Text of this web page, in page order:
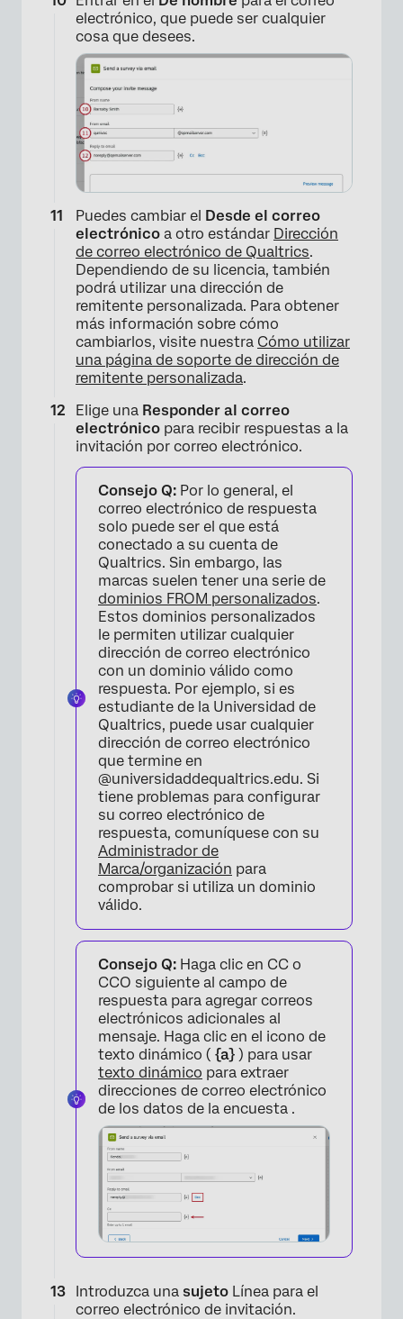
×
×
electrónico, que puede ser cualquier
cosa que desees.
Puedes cambiar el Desde el correo
electrónico a otro estándar Dirección
de correo electrónico de Qualtrics.
Dependiendo de su licencia, también
podrá utilizar una dirección de
remitente personalizada. Para obtener
más información sobre cómo
cambiarlos, visite nuestra Cómo utilizar
una página de soporte de dirección de
remitente personalizada.
Elige una Responder al correo
electrónico para recibir respuestas a la
invitación por correo electrónico.
Consejo Q: Por lo general, el
correo electrónico de respuesta
solo puede ser el que está
conectado a su cuenta de
Qualtrics. Sin embargo, las
marcas suelen tener una serie de
dominios FROM personalizados.
Estos dominios personalizados
le permiten utilizar cualquier
dirección de correo electrónico
con un dominio válido como
respuesta. Por ejemplo, si es
estudiante de la Universidad de
Qualtrics, puede usar cualquier
dirección de correo electrónico
que termine en
@universidaddequaltrics.edu. Si
tiene problemas para configurar
su correo electrónico de
respuesta, comuníquese con su
Administrador de
Marca/organización para
comprobar si utiliza un dominio
válido.
Consejo Q: Haga clic en CC o
CCO siguiente al campo de
respuesta para agregar correos
electrónicos adicionales al
mensaje. Haga clic en el icono de
texto dinámico ( {a} ) para usar
texto dinámico para extraer
direcciones de correo electrónico
de los datos de la encuesta .
Introduzca una sujeto Línea para el
correo electrónico de invitación.